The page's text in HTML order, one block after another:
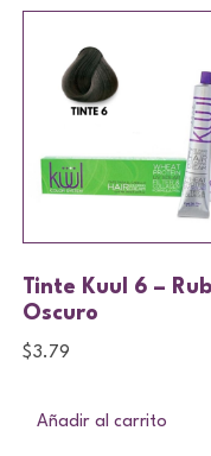
Tinte Kuul 6 –
Oscuro
$3.79
Añadir al carrito